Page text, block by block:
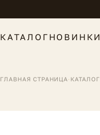
КАТАЛОГНОВИНКИ
ГЛАВНАЯ СТРАНИЦА· КАТАЛОГ